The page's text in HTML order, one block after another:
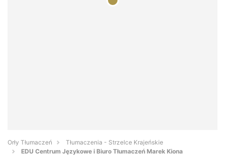
Orły Tłumaczeń
Tłumaczenia - Strzelce Krajeńskie
EDU Centrum Językowe i Biuro Tłumaczeń Marek Kiona